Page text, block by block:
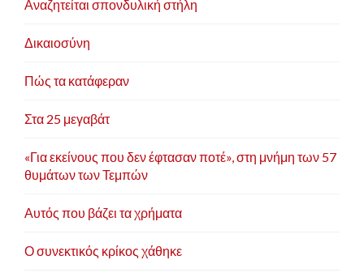
Αναζητείται σπονδυλική στήλη
Δικαιοσύνη
Πώς τα κατάφεραν
Στα 25 μεγαβάτ
«Για εκείνους που δεν έφτασαν ποτέ», στη μνήμη των 57
θυμάτων των Τεμπών
Αυτός που βάζει τα χρήματα
Ο συνεκτικός κρίκος χάθηκε